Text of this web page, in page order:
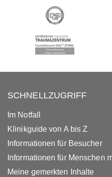
SCHNELLZUGRIFF
Im Notfall
Klinikguide von A bis Z
Informationen für Besucher
Informationen für Menschen
Meine gemerkten Inhalte